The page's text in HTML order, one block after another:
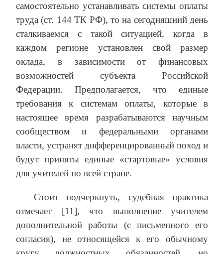
самостоятельно устанавливать системы оплаты
труда (ст. 144 ТК РФ), то на сегодняшний день
сталкиваемся с такой ситуацией, когда в
каждом регионе установлен свой размер
оклада, в зависимости от финансовых
возможностей субъекта Российской
Федерации. Предполагается, что единые
требования к системам оплаты, которые в
настоящее время разрабатываются научным
сообществом и федеральными органами
власти, устранят дифференцированный поход и
будут приняты единые «стартовые» условия
для учителей по всей стране.
Стоит подчеркнуть, судебная практика
отмечает [11], что выполнение учителем
дополнительной работы (с письменного его
согласия), не относящейся к его обычному